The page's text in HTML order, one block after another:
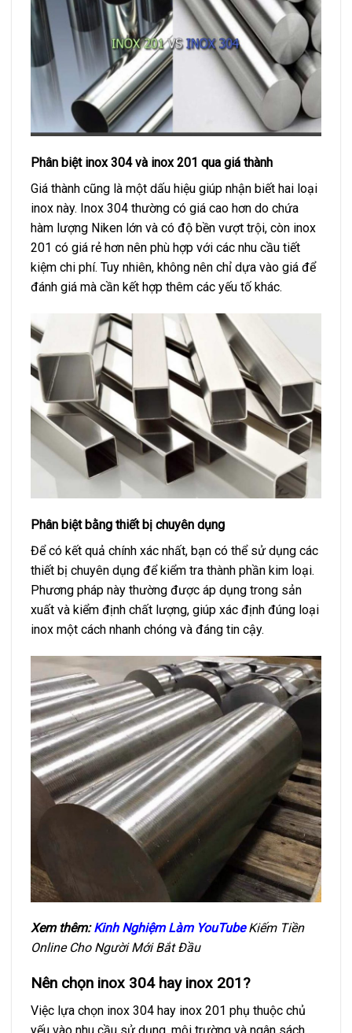
Phân biệt inox 304 và inox 201 qua giá thành
Giá thành cũng là một dấu hiệu giúp nhận biết hai loại
inox này. Inox 304 thường có giá cao hơn do chứa
hàm lượng Niken lớn và có độ bền vượt trội, còn inox
201 có giá rẻ hơn nên phù hợp với các nhu cầu tiết
kiệm chi phí. Tuy nhiên, không nên chỉ dựa vào giá để
đánh giá mà cần kết hợp thêm các yếu tố khác.
Phân biệt bằng thiết bị chuyên dụng
Để có kết quả chính xác nhất, bạn có thể sử dụng các
thiết bị chuyên dụng để kiểm tra thành phần kim loại.
Phương pháp này thường được áp dụng trong sản
xuất và kiểm định chất lượng, giúp xác định đúng loại
inox một cách nhanh chóng và đáng tin cậy.
Xem thêm:Kinh Nghiệm Làm YouTube Kiếm Tiền
Online Cho Người Mới Bắt Đầu
Nên chọn inox 304 hay inox 201?
Việc lựa chọn inox 304 hay inox 201 phụ thuộc chủ